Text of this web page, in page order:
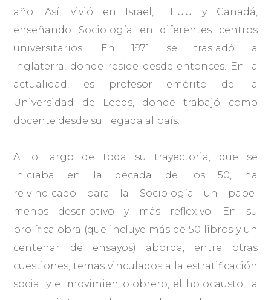
año. Así, vivió en Israel, EEUU y Canadá,
enseñando Sociología en diferentes centros
universitarios. En 1971 se trasladó a
Inglaterra, donde reside desde entonces. En la
actualidad, es profesor emérito de la
Universidad de Leeds, donde trabajó como
docente desde su llegada al país.
A lo largo de toda su trayectoria, que se
iniciaba en la década de los 50, ha
reivindicado para la Sociología un papel
menos descriptivo y más reflexivo. En su
prolífica obra (que incluye más de 50 libros y un
centenar de ensayos) aborda, entre otras
cuestiones, temas vinculados a la estratificación
social y el movimiento obrero, el holocausto, la